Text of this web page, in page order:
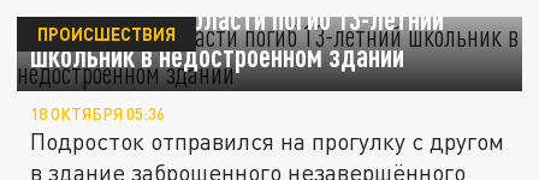
В Ростовской области погиб 13-летний
школьник в недостроенном здании
ПРОИСШЕСТВИЯ
18 ОКТЯБРЯ 05:36
Подросток отправился на прогулку с другом
в здание заброшенного незавершённого